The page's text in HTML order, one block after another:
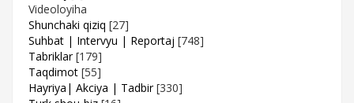
Videoloyiha
Shunchaki qiziq [27]
Suhbat | Intervyu | Reportaj [748]
Tabriklar [179]
Taqdimot [55]
Hayriya| Akciya | Tadbir [330]